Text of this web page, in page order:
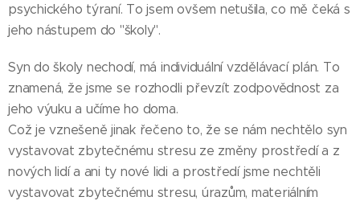
psychického týraní. To jsem ovšem netušila, co mě čeká s
jeho nástupem do "školy".
Syn do školy nechodí, má individuální vzdělávací plán. To
znamená, že jsme se rozhodli převzít zodpovědnost za
jeho výuku a učíme ho doma.
Což je vznešeně jinak řečeno to, že se nám nechtělo syn
vystavovat zbytečnému stresu ze změny prostředí a z
nových lidí a ani ty nové lidi a prostředí jsme nechtěli
vystavovat zbytečnému stresu, úrazům, materiálním